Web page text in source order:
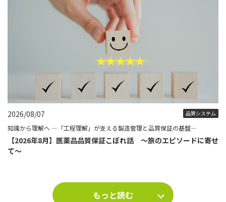
2026/08/07 品質システム
知識から理解へ ―「工程理解」が支える製造管理と品質保証の基盤―
【2026年8月】医薬品品質保証こぼれ話 ～旅のエピソードに寄せ
て～
もっと読む